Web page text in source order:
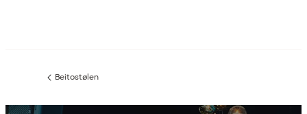
Föregående
Beitostølen